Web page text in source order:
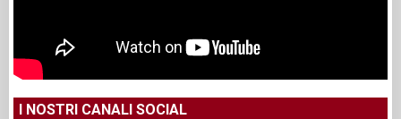
I NOSTRI CANALI SOCIAL